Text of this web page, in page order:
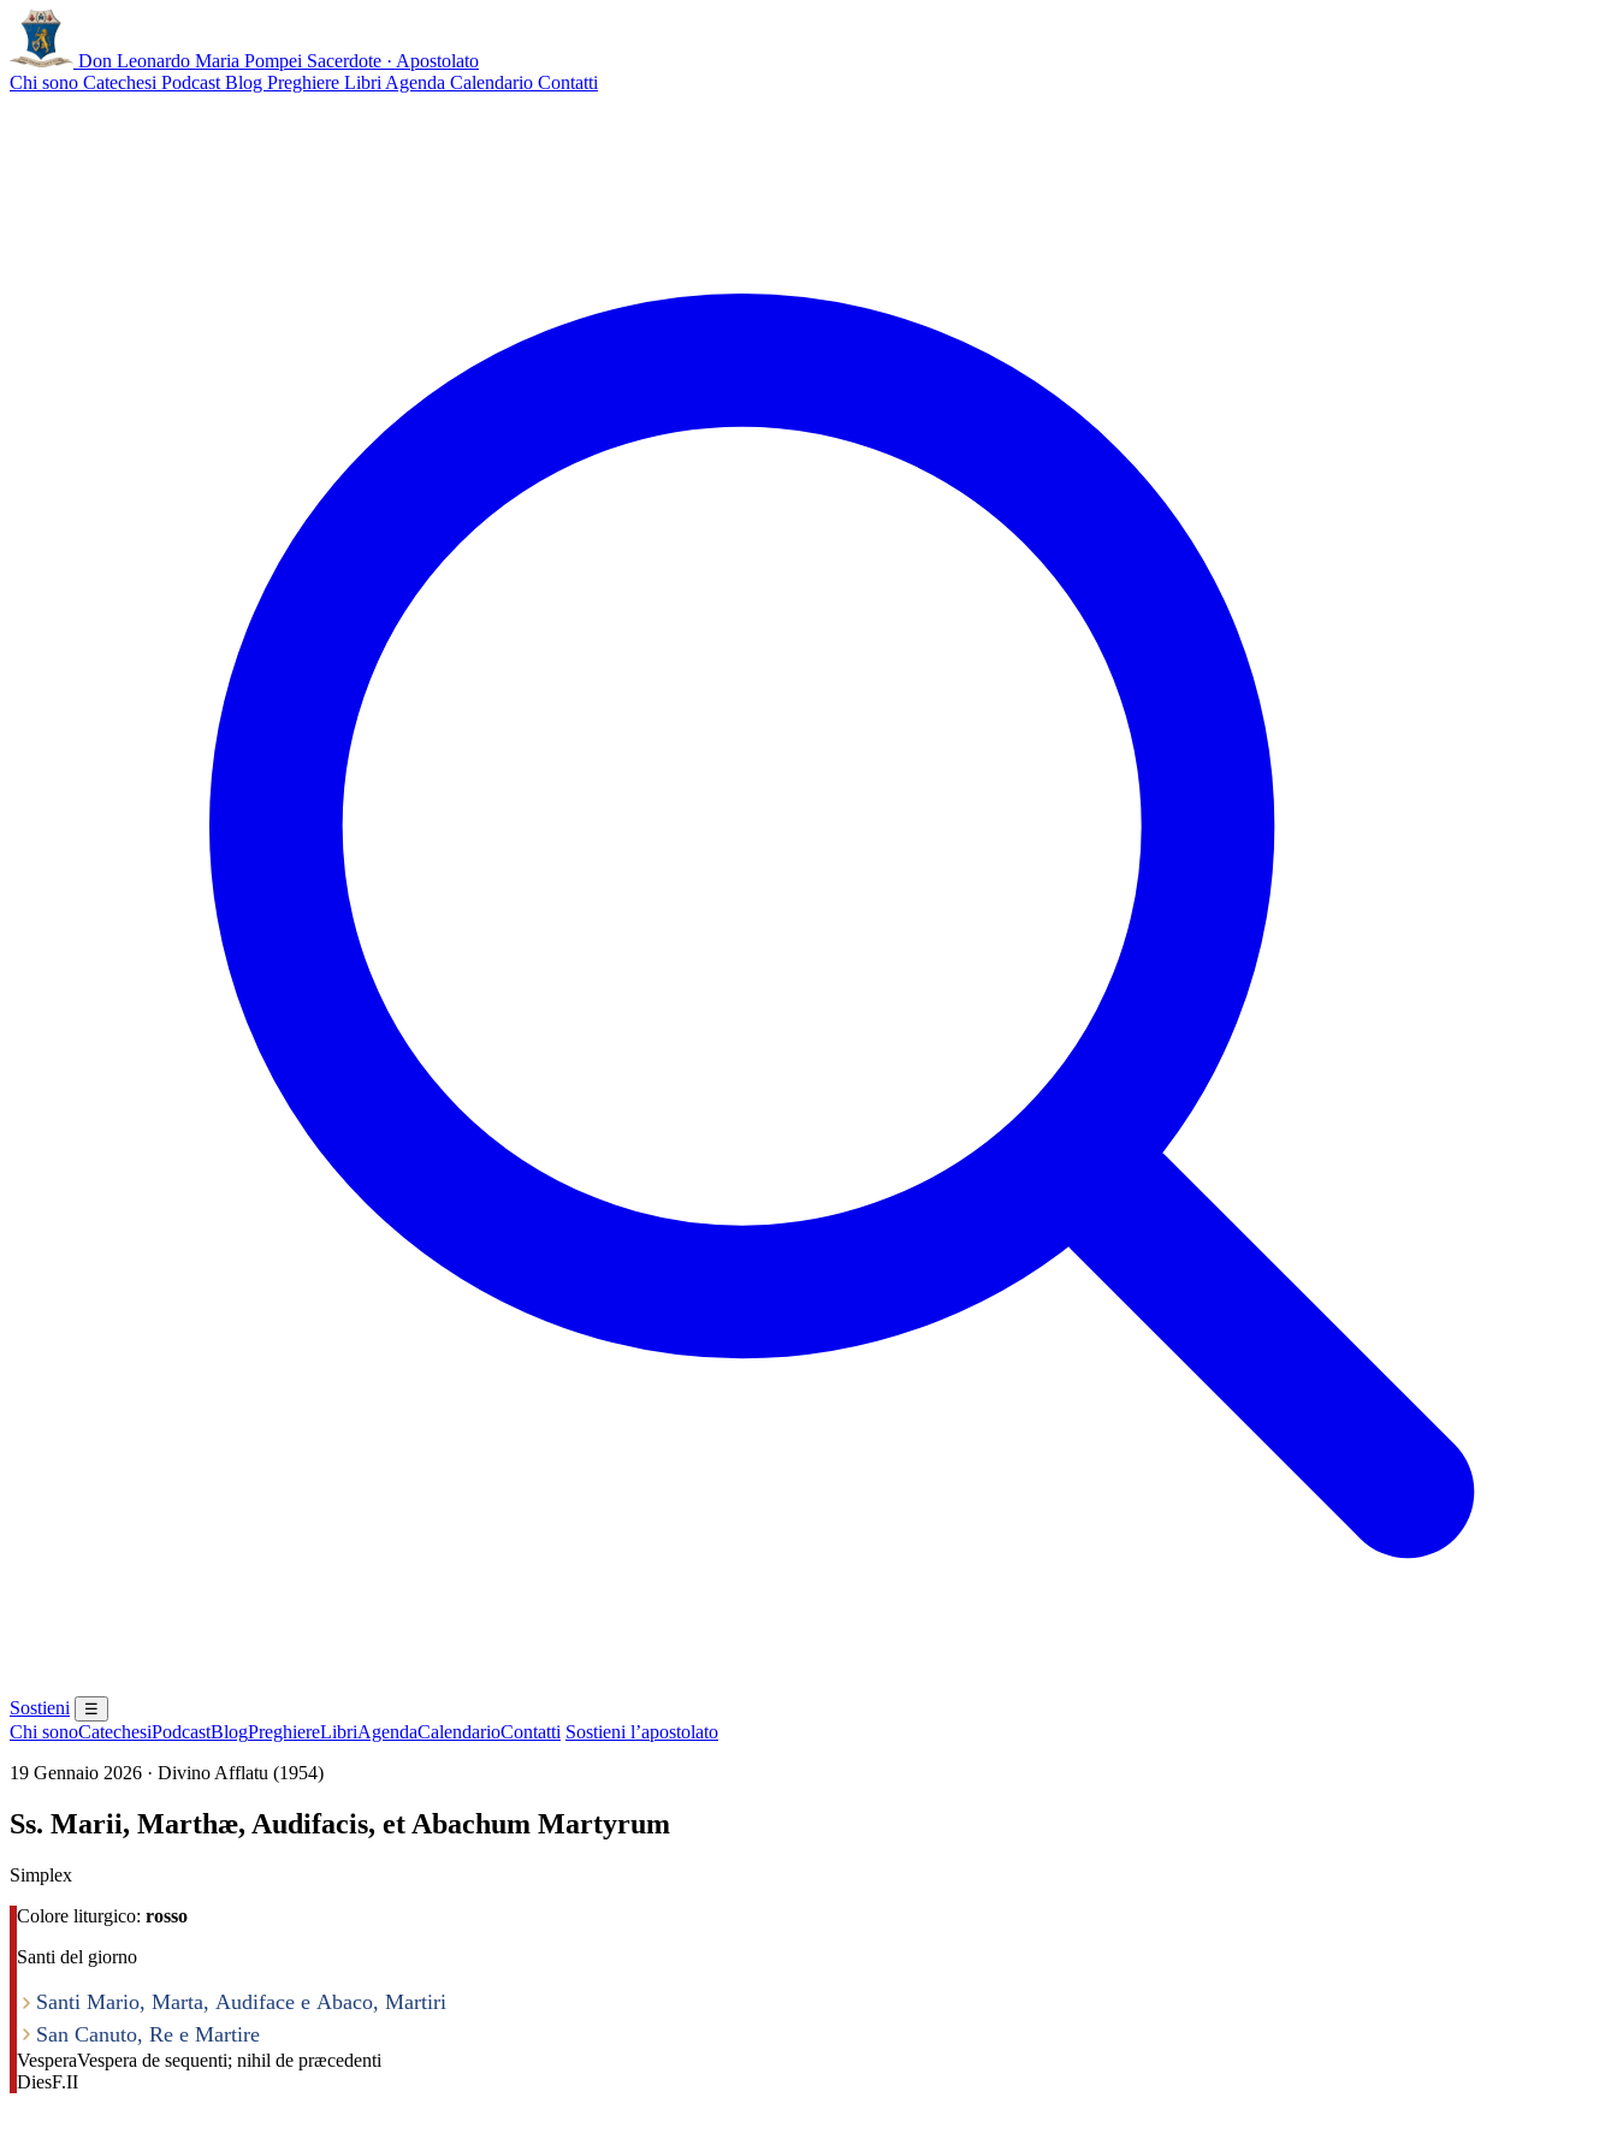
Don Leonardo Maria Pompei Sacerdote · Apostolato
Chi sono Catechesi Podcast Blog Preghiere Libri Agenda Calendario Contatti
Sostieni ☰
Chi sonoCatechesiPodcastBlogPreghiereLibriAgendaCalendarioContatti Sostieni l’apostolato
19 Gennaio 2026 · Divino Afflatu (1954)
Ss. Marii, Marthæ, Audifacis, et Abachum Martyrum
Simplex
Colore liturgico: rosso
Santi del giorno
Santi Mario, Marta, Audiface e Abaco, Martiri
San Canuto, Re e Martire
VesperaVespera de sequenti; nihil de præcedenti
DiesF.II